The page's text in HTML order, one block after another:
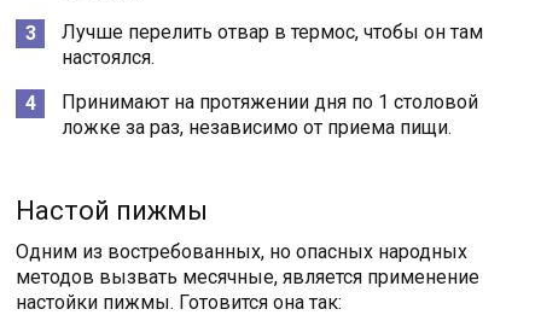
Лучше перелить отвар в термос, чтобы он там
настоялся.
Принимают на протяжении дня по 1 столовой
ложке за раз, независимо от приема пищи.
Настой пижмы
Одним из востребованных, но опасных народных
методов вызвать месячные, является применение
настойки пижмы. Готовится она так: